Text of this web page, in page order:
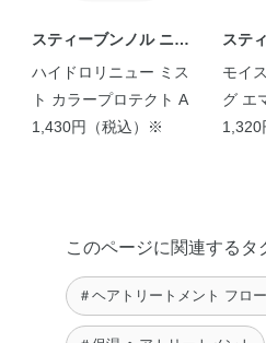
スティーブンノル ニュ
ーヨーク
ハイドロリニュー ミス
ト カラープロテクト A
1,430円（税込）※
ステ
ーヨ
モイ
グ エ
チュ
このページに関連するタ
＃ヘアトリートメント フロ